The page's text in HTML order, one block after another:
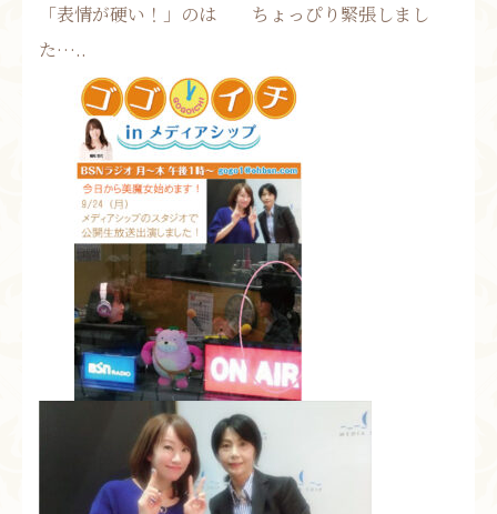
「表情が硬い！」のは ちょっぴり緊張しまし
た…..